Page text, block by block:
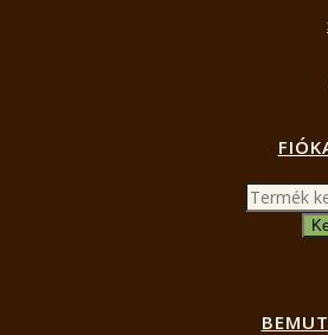
Products
search